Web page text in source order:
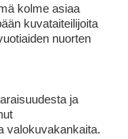
kolme asiaa
kuvataiteilijoita
nuorten
ja
valokuvakankaita.